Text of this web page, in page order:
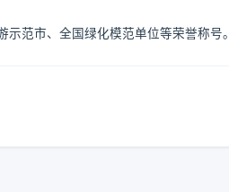
范市、全国绿化模范单位等荣誉称号。